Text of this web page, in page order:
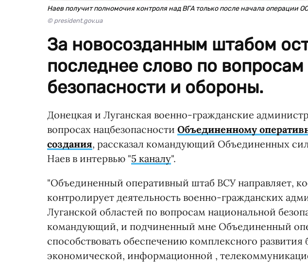
Наев получит полномочия контроля над ВГА только после начала операции ОС
© president.gov.ua
За новосозданным штабом
последнее слово по
безопасности и обороны.
Донецкая и Луганская военно-гражданские
вопросах нацбезопасности Объединенному
создания, рассказал командующий Объединенных
Наев в интервью "5 каналу".
"Объединенный оперативный штаб ВСУ направляет,
контролирует деятельность военно-гражданских
Луганской областей по вопросам национальной
командующий, и подчиненный мне Объединенный
способствовать обеспечению комплексного развития
экономической, информационной ,